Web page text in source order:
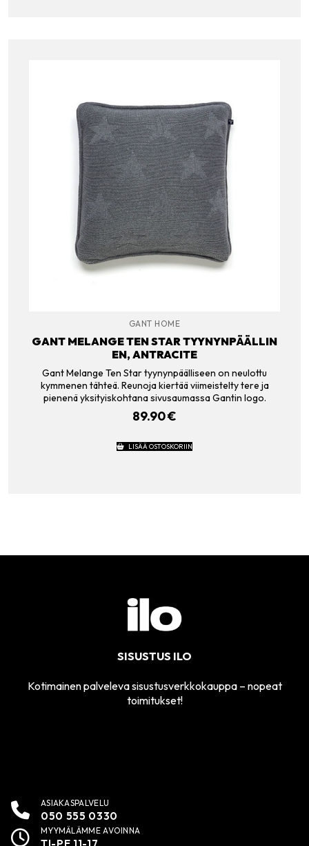
GANT HOME
GANT MELANGE TEN STAR TYYNYNPÄÄLLIN
EN, ANTRACITE
Gant Melange Ten Star tyynynpäälliseen on neulottu
kymmenen tähteä. Reunoja kiertää viimeistelty tere ja
pienenä yksityiskohtana sivusaumassa Gantin logo.
89.90€
LISÄÄ OSTOSKORIIN
SISUSTUS ILO
Kotimainen palveleva sisustusverkkokauppa – nopeat
toimitukset!
ASIAKASPALVELU
050 555 0330
MYYMÄLÄMME AVOINNA